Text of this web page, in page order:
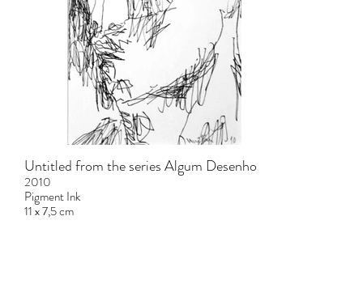
Untitled from the series Algum Desenho
2010
Pigment Ink
11 x 7,5 cm